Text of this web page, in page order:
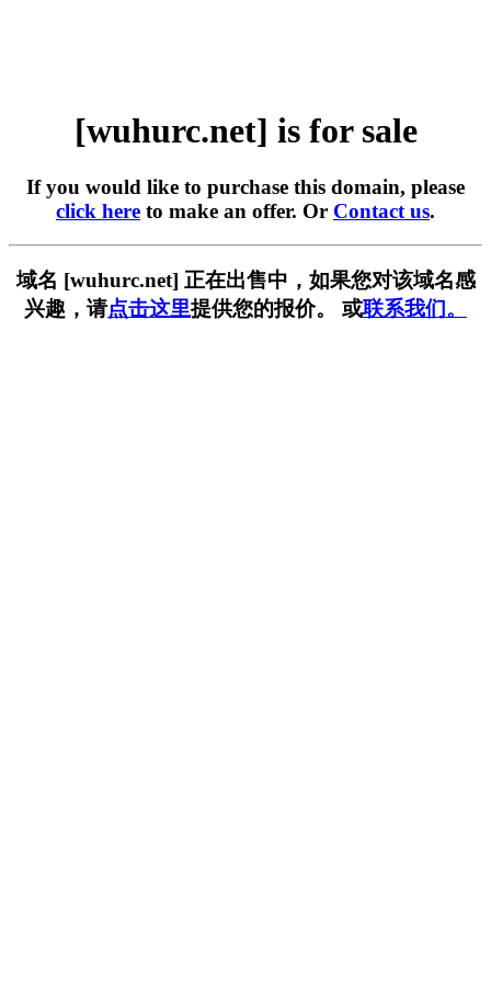
[wuhurc.net] is for sale
If you would like to purchase this domain, please
click here to make an offer. Or Contact us.
域名 [wuhurc.net] 正在出售中，如果您对该域名感
兴趣，请点击这里提供您的报价。 或联系我们。